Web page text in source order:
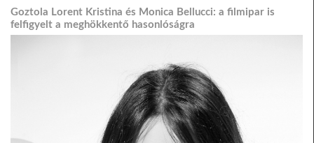
Goztola Lorent Kristina és Monica Bellucci: a filmipar is
felfigyelt a meghökkentő hasonlóságra